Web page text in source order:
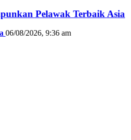
Pelawak Terbaik Asia
06/08/2026, 9:36 am